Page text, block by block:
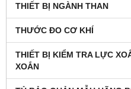
THIẾT BỊ NGÀNH THAN
THƯỚC ĐO CƠ KHÍ
THIẾT BỊ KIỂM TRA LỰC
XOẮN